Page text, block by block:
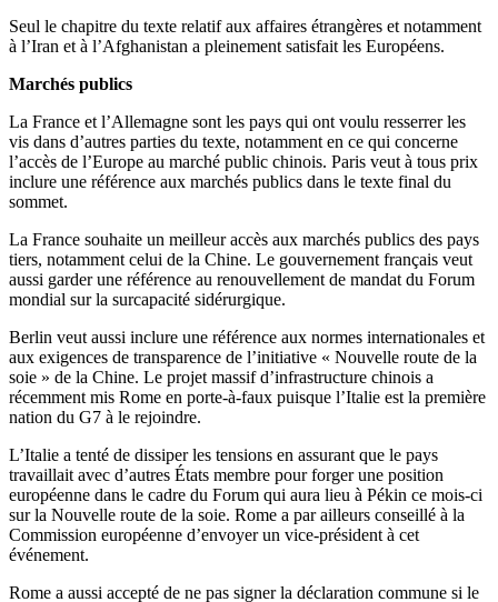
Seul le chapitre du texte relatif aux affaires étrangères et notamment
à l’Iran et à l’Afghanistan a pleinement satisfait les Européens.
Marchés publics
La France et l’Allemagne sont les pays qui ont voulu resserrer les
vis dans d’autres parties du texte, notamment en ce qui concerne
l’accès de l’Europe au marché public chinois. Paris veut à tous prix
inclure une référence aux marchés publics dans le texte final du
sommet.
La France souhaite un meilleur accès aux marchés publics des pays
tiers, notamment celui de la Chine. Le gouvernement français veut
aussi garder une référence au renouvellement de mandat du Forum
mondial sur la surcapacité sidérurgique.
Berlin veut aussi inclure une référence aux normes internationales et
aux exigences de transparence de l’initiative « Nouvelle route de la
soie » de la Chine. Le projet massif d’infrastructure chinois a
récemment mis Rome en porte-à-faux puisque l’Italie est la première
nation du G7 à le rejoindre.
L’Italie a tenté de dissiper les tensions en assurant que le pays
travaillait avec d’autres États membre pour forger une position
européenne dans le cadre du Forum qui aura lieu à Pékin ce mois-ci
sur la Nouvelle route de la soie. Rome a par ailleurs conseillé à la
Commission européenne d’envoyer un vice-président à cet
événement.
Rome a aussi accepté de ne pas signer la déclaration commune si le